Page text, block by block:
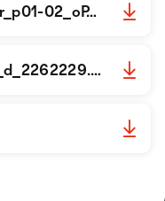
2026_CEJN_Multi-X Modular_p01-02_oP_f.pdf
2026_CEJN Multi-X_S01-12_d_2262229.pdf